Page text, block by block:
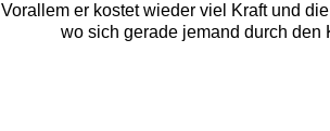
Vorallem er kostet wieder viel Kraft und
wo sich gerade jemand durch den